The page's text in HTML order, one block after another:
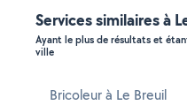
Services similaires à
Ayant le plus de résultats et
ville
Bricoleur à Le Breuil